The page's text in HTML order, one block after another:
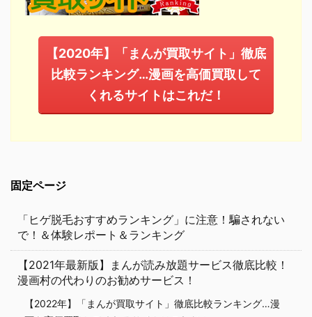
【2020年】「まんが買取サイト」徹底
比較ランキング…漫画を高価買取して
くれるサイトはこれだ！
固定ページ
「ヒゲ脱毛おすすめランキング」に注意！騙されない
で！＆体験レポート＆ランキング
【2021年最新版】まんが読み放題サービス徹底比較！
漫画村の代わりのお勧めサービス！
【2022年】「まんが買取サイト」徹底比較ランキング…漫